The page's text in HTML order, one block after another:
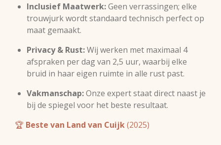
Inclusief Maatwerk:Geen verrassingen; elke
trouwjurk wordt standaard technisch perfect op
maat gemaakt.
Privacy & Rust:Wij werken met maximaal 4
afspraken per dag van 2,5 uur, waarbij elke
bruid in haar eigen ruimte in alle rust past.
Vakmanschap:Onze expert staat direct naast je
bij de spiegel voor het beste resultaat.
🏆 Beste van Land van Cuijk(2025)